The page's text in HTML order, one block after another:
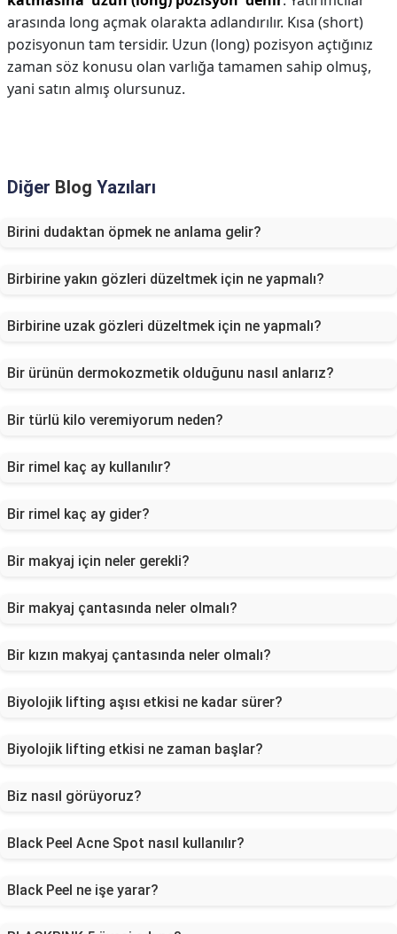
arasında long açmak olarakta adlandırılır. Kısa (short)
pozisyonun tam tersidir. Uzun (long) pozisyon açtığınız
zaman söz konusu olan varlığa tamamen sahip olmuş,
yani satın almış olursunuz.
Diğer Blog Yazıları
Birini dudaktan öpmek ne anlama gelir?
Birbirine yakın gözleri düzeltmek için ne yapmalı?
Birbirine uzak gözleri düzeltmek için ne yapmalı?
Bir ürünün dermokozmetik olduğunu nasıl anlarız?
Bir türlü kilo veremiyorum neden?
Bir rimel kaç ay kullanılır?
Bir rimel kaç ay gider?
Bir makyaj için neler gerekli?
Bir makyaj çantasında neler olmalı?
Bir kızın makyaj çantasında neler olmalı?
Biyolojik lifting aşısı etkisi ne kadar sürer?
Biyolojik lifting etkisi ne zaman başlar?
Biz nasıl görüyoruz?
Black Peel Acne Spot nasıl kullanılır?
Black Peel ne işe yarar?